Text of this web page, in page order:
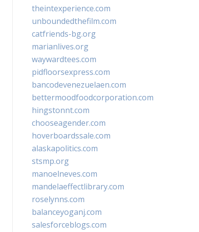
theintexperience.com
unboundedthefilm.com
catfriends-bg.org
marianlives.org
waywardtees.com
pidfloorsexpress.com
bancodevenezuelaen.com
bettermoodfoodcorporation.com
hingstonnt.com
chooseagender.com
hoverboardssale.com
alaskapolitics.com
stsmp.org
manoelneves.com
mandelaeffectlibrary.com
roselynns.com
balanceyoganj.com
salesforceblogs.com